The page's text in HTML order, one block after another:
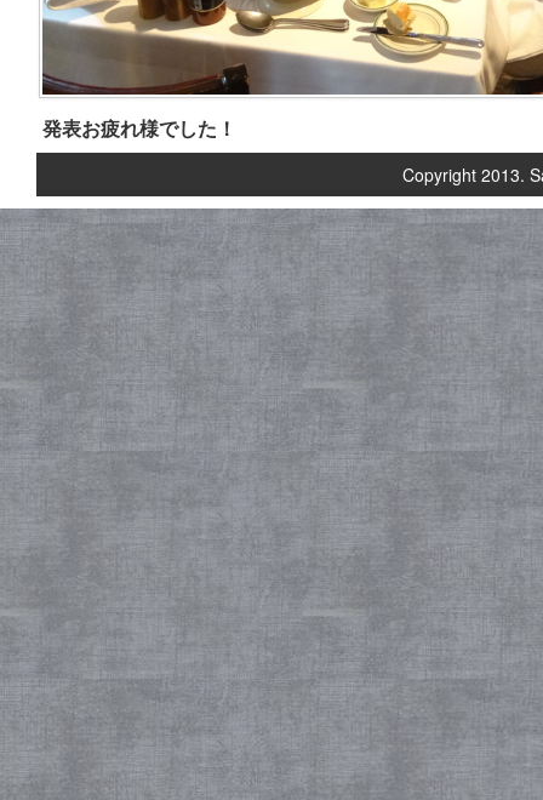
発表お疲れ様でした！
Copyright 2013.